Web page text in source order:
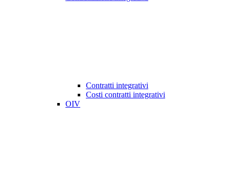
Contratti integrativi
Costi contratti integrativi
OIV